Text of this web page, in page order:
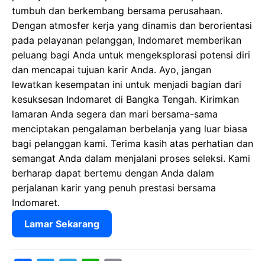
tumbuh dan berkembang bersama perusahaan.
Dengan atmosfer kerja yang dinamis dan berorientasi
pada pelayanan pelanggan, Indomaret memberikan
peluang bagi Anda untuk mengeksplorasi potensi diri
dan mencapai tujuan karir Anda. Ayo, jangan
lewatkan kesempatan ini untuk menjadi bagian dari
kesuksesan Indomaret di Bangka Tengah. Kirimkan
lamaran Anda segera dan mari bersama-sama
menciptakan pengalaman berbelanja yang luar biasa
bagi pelanggan kami. Terima kasih atas perhatian dan
semangat Anda dalam menjalani proses seleksi. Kami
berharap dapat bertemu dengan Anda dalam
perjalanan karir yang penuh prestasi bersama
Indomaret.
Lamar Sekarang